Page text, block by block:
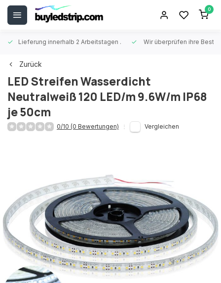
0
Lieferung innerhalb 2 Arbeitstagen . Wir überprüfen ihre
Zurück
LED Streifen Wasserdicht
Neutralweiß 120 LED/m 9.6W/m IP68
je 50cm
0/10 (0 Bewertungen) Vergleichen